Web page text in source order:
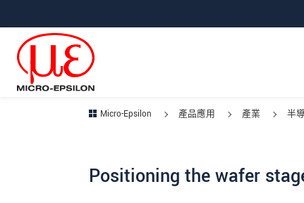
Micro-Epsilon 產品應用 產業 半
Positioning the wafer